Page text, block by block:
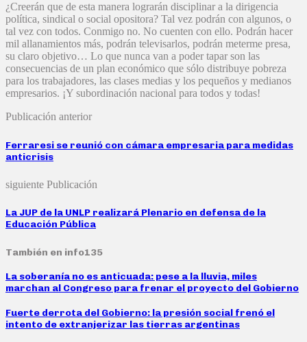
¿Creerán que de esta manera lograrán disciplinar a la dirigencia
política, sindical o social opositora? Tal vez podrán con algunos, o
tal vez con todos. Conmigo no. No cuenten con ello. Podrán hacer
mil allanamientos más, podrán televisarlos, podrán meterme presa,
su claro objetivo… Lo que nunca van a poder tapar son las
consecuencias de un plan económico que sólo distribuye pobreza
para los trabajadores, las clases medias y los pequeños y medianos
empresarios. ¡Y subordinación nacional para todos y todas!
Publicación anterior
Ferraresi se reunió con cámara empresaria para medidas
anticrisis
siguiente Publicación
La JUP de la UNLP realizará Plenario en defensa de la
Educación Pública
También en info135
La soberanía no es anticuada: pese a la lluvia, miles
marchan al Congreso para frenar el proyecto del Gobierno
Fuerte derrota del Gobierno: la presión social frenó el
intento de extranjerizar las tierras argentinas